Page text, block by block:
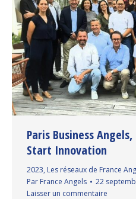
Paris Business
Start Innovation
2023, Les réseaux de France
Par France Angels
22
Laisser un commentaire